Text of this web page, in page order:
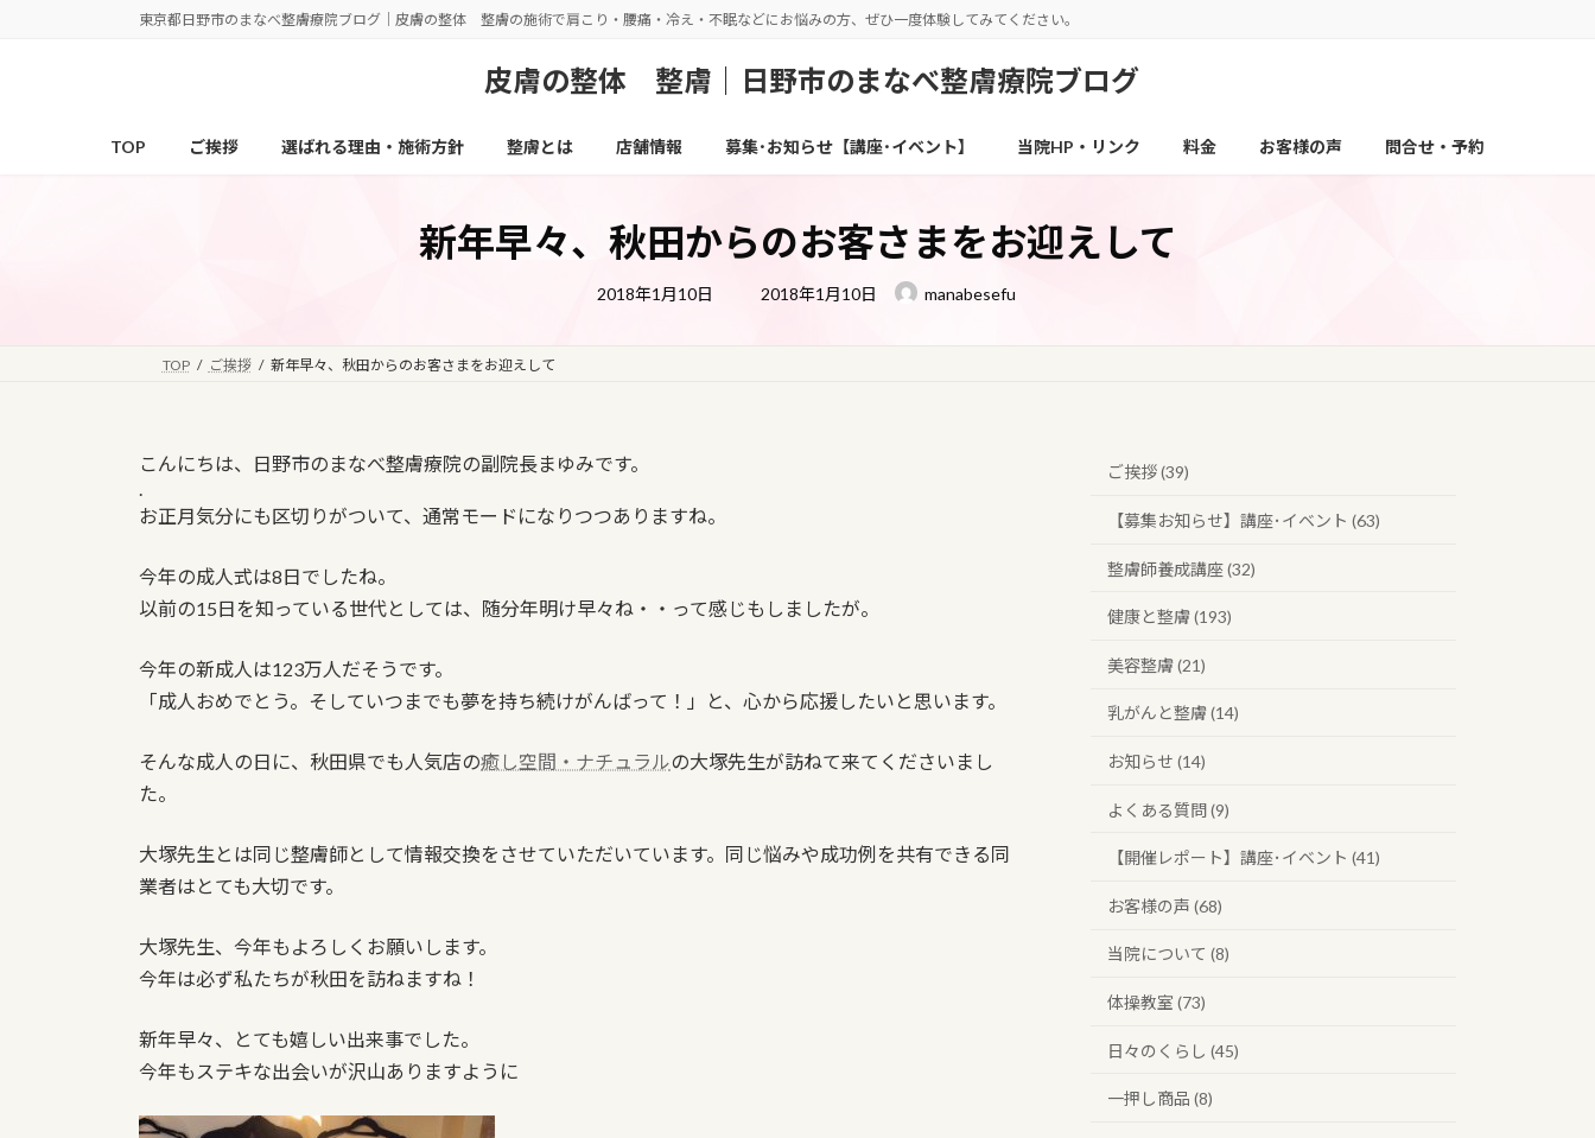
東京都日野市のまなべ整膚療院ブログ｜皮膚の整体 整膚の施術で肩こり・腰痛・冷え・不眠などにお悩みの方、ぜひ一度体験してみてください。
皮膚の整体 整膚｜日野市のまなべ整膚療院ブログ
TOP ご挨拶 選ばれる理由・施術方針 整膚とは 店舗情報 募集･お知らせ【講座･イベント】 当院HP・リンク 料金 お客様の声 問合せ・予約
新年早々、秋田からのお客さまをお迎えして
2018年1月10日
最
終
2018年1月10日 manabesefu
TOP ご挨拶 新年早々、秋田からのお客さまをお迎えして
こんにちは、日野市のまなべ整膚療院の副院長まゆみです。
お正月気分にも区切りがついて、通常モードになりつつありますね。
今年の成人式は8日でしたね。
以前の15日を知っている世代としては、随分年明け早々ね・・って感じもしましたが。
今年の新成人は123万人だそうです。
「成人おめでとう。そしていつまでも夢を持ち続けがんばって！」と、心から応援したいと思います。
そんな成人の日に、秋田県でも人気店の癒し空間・ナチュラルの大塚先生が訪ねて来てくださいまし
た。
大塚先生とは同じ整膚師として情報交換をさせていただいています。同じ悩みや成功例を共有できる同
業者はとても大切です。
大塚先生、今年もよろしくお願いします。
今年は必ず私たちが秋田を訪ねますね！
新年早々、とても嬉しい出来事でした。
今年もステキな出会いが沢山ありますように
ご挨拶 (39)
【募集お知らせ】講座･イベント (63)
整膚師養成講座 (32)
健康と整膚 (193)
美容整膚 (21)
乳がんと整膚 (14)
お知らせ (14)
よくある質問 (9)
【開催レポート】講座･イベント (41)
お客様の声 (68)
当院について (8)
体操教室 (73)
日々のくらし (45)
一押し商品 (8)